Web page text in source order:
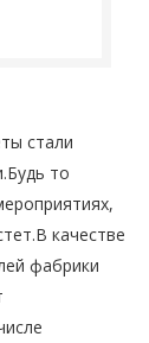
стали
то
качестве
фабрики